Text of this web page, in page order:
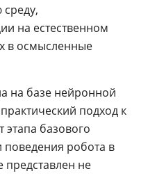
на естественном
в осмысленные
на базе нейронной
подход к
этапа базового
поведения робота в
представлен не